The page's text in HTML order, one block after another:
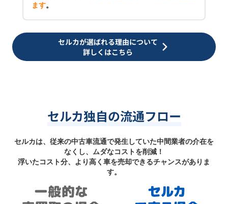
ます。
セルカが選ばれる理由について
詳しくはこちら
セルカ独自の流通フロー
セルカは、従来の中古車流通で発生していた中間業者の介在を
なくし、ムダなコストを削減！
浮いたコスト分、より高く車を売却できるチャンスがありま
す。